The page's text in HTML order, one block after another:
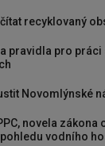
recyklovaný
pravidla pro práci
Novomlýnské
novela zákona
vodního